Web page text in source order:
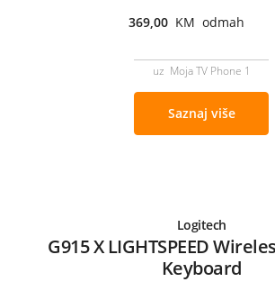
369,00 KM odmah
uz Moja TV Phone 1
Saznaj više
Logitech
G915 X LIGHTSPEED
Keyboard